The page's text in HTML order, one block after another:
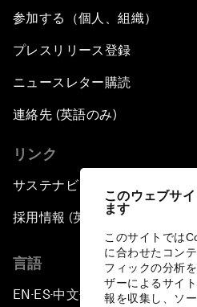
このウェブサ
ます
このサイトでは
に合わせたコン
フィックの分析
ザーによるサイ
報を収集し、ソ
参加する（個人、組織）
プレスリリース登録
ニュースレター購読
連絡先 (英語のみ)
リンク
サステナビリティへの取り組み
採用情報 (英語のみ)
言語
EN ▪ES▪中文▪ 日本語